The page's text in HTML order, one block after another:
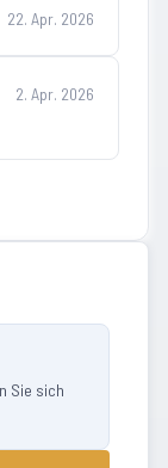
22. Apr. 2026
2. Apr. 2026
Sie sich